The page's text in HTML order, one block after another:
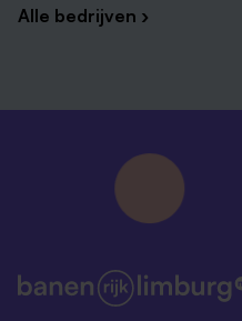
Alle bedrijven ›